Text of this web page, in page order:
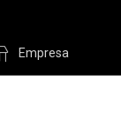
Empresa